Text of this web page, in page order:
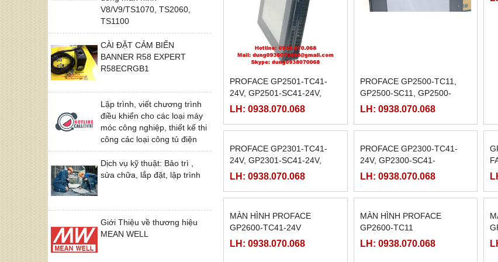
V8/V9/TS1070, TS2060,
TS1100
CÀI ĐẶT CẢM BIẾN
BANNER R58 EXPERT
R58ECRGB1
Lập trình, viết chương trình
điều khiển cho các loại máy
móc công nghiệp, thiết kế thi
công các loại công tủ điện
Dịch vụ kỹ thuật: Bảo trì ,
sửa chữa, lắp đặt, lập trình
Giới Thiệu về thương hiệu
MEAN WELL
PROFACE GP2501-TC41-
24V, GP2501-SC41-24V,
GP2501-LG41-24V
LH: 0938.070.068
PROFACE GP2500-TC11,
GP2500-SC11, GP2500-
TC41
LH: 0938.070.068